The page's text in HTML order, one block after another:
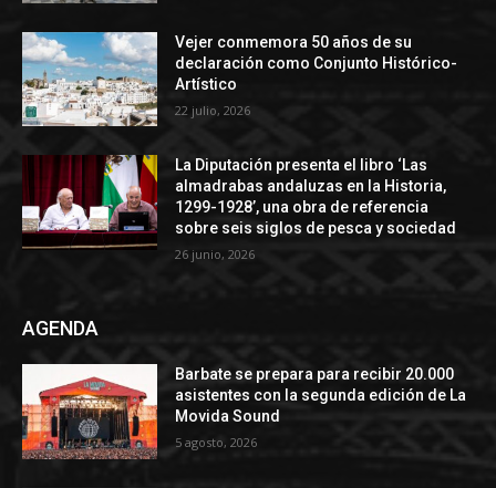
Vejer conmemora 50 años de su
declaración como Conjunto Histórico-
Artístico
22 julio, 2026
La Diputación presenta el libro ‘Las
almadrabas andaluzas en la Historia,
1299-1928’, una obra de referencia
sobre seis siglos de pesca y sociedad
26 junio, 2026
AGENDA
Barbate se prepara para recibir 20.000
asistentes con la segunda edición de La
Movida Sound
5 agosto, 2026